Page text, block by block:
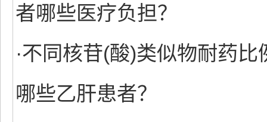
者哪些医疗负担？
·不同核苷(酸)类似物耐药
哪些乙肝患者？